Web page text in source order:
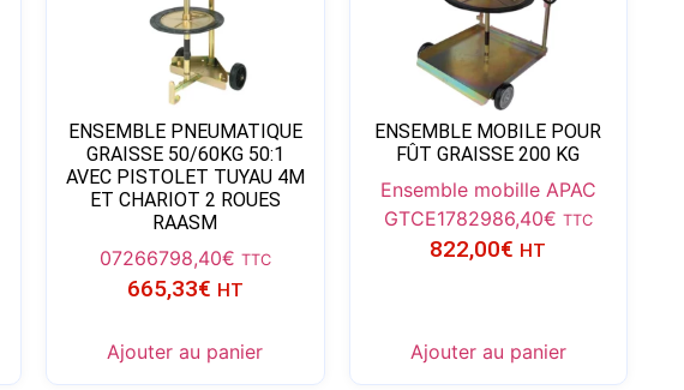
ENSEMBLE PNEUMATIQUE
GRAISSE 50/60KG 50:1
AVEC PISTOLET TUYAU 4M
ET CHARIOT 2 ROUES
RAASM
07266798,40€ TTC
665,33€ HT
Ajouter au panier
ENSEMBLE MOBILE POUR
FÛT GRAISSE 200 KG
Ensemble mobille APAC
GTCE1782986,40€ TTC
822,00€ HT
Ajouter au panier